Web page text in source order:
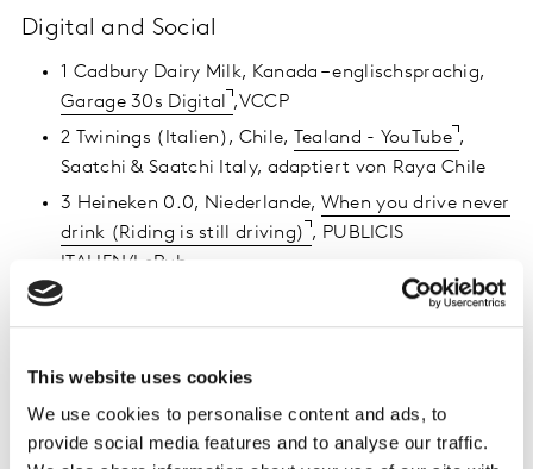
This website uses cookies
We use cookies to personalise content and ads, to
provide social media features and to analyse our traffic.
Digital and Social
1 Cadbury Dairy Milk, Kanada – englischsprachig,
Garage 30s Digital
,VCCP
2 Twinings (Italien), Chile,
Tealand - YouTube ,
Saatchi & Saatchi Italy, adaptiert von Raya Chile
3 Heineken 0.0, Niederlande, When you drive never
drink (Riding is still driving) , PUBLICIS
ITALIEN/LePub
TV
2 Tennent's Lager, GB,
Tennent's Lager - It's a
, Studio Something